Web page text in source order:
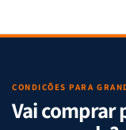
CONDIÇÕES PARA
Vai comprar